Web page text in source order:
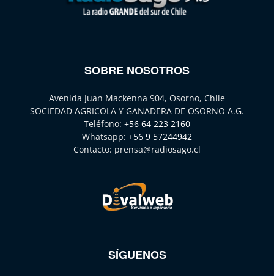
SOBRE NOSOTROS
Avenida Juan Mackenna 904, Osorno, Chile
SOCIEDAD AGRICOLA Y GANADERA DE OSORNO A.G.
Teléfono: +56 64 223 2160
Whatsapp: +56 9 57244942
Contacto: prensa@radiosago.cl
SÍGUENOS